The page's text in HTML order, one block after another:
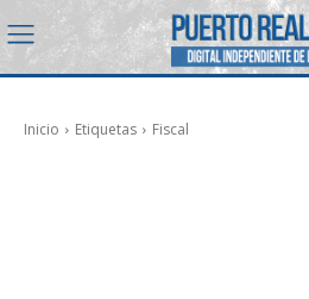
Inicio Etiquetas Fiscal